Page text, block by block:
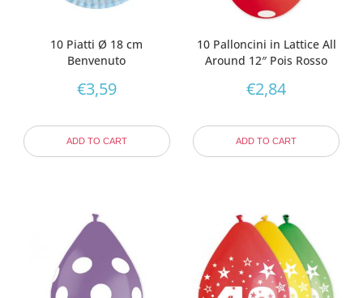
10 Piatti Ø 18 cm
Benvenuto
€3,59
ADD TO CART
10 Palloncini in Lattice All
Around 12″ Pois Rosso
€2,84
ADD TO CART